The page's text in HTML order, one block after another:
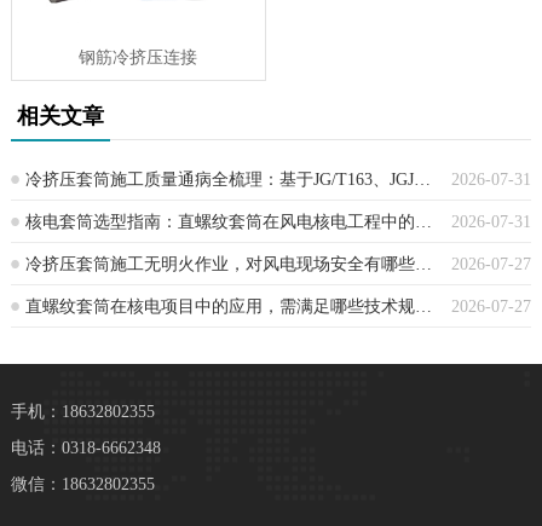
钢筋冷挤压连接
相关文章
2026-07-31
冷挤压套筒施工质量通病全梳理：基于JG/T163、JGJ107规范的防控方案
2026-07-31
核电套筒选型指南：直螺纹套筒在风电核电工程中的应用要点
2026-07-27
冷挤压套筒施工无明火作业，对风电现场安全有哪些帮助？
2026-07-27
直螺纹套筒在核电项目中的应用，需满足哪些技术规程？
手机：18632802355
电话：0318-6662348
微信：18632802355